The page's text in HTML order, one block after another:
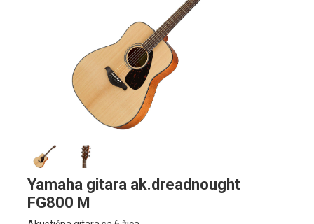
Yamaha gitara ak.dreadnought
FG800 M